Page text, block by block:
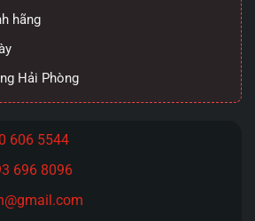
hãng
Hải Phòng
606 5544
696 8096